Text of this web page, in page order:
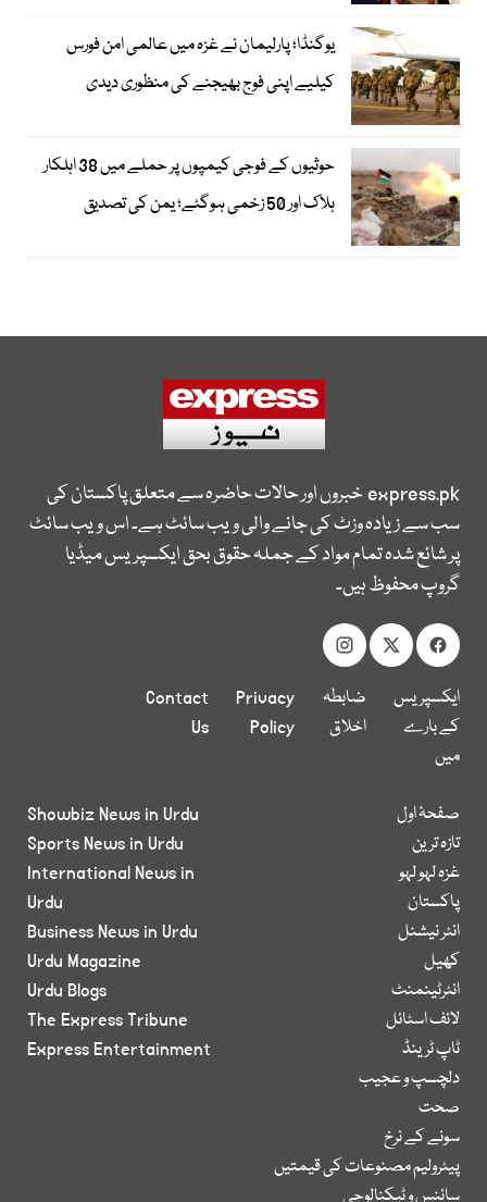
یوگنڈا؛ پارلیمان نے غزہ میں عالمی امن فورس
کیلیے اپنی فوج بھیجنے کی منظوری دیدی
حوثیوں کے فوجی کیمپوں پر حملے میں 38 اہلکار
ہلاک اور 50 زخمی ہوگئے؛ یمن کی تصدیق
express.pkخبروں اور حالات حاضرہ سے متعلق پاکستان کی
سب سے زیادہ وزٹ کی جانے والی ویب سائٹ ہے۔ اس ویب سائٹ
پر شائع شدہ تمام مواد کے جملہ حقوق بحق ایکسپریس میڈیا
گروپ محفوظ ہیں۔
ایکسپریس
کے بارے
میں
ضابطہ
اخلاق
Privacy
Policy
Contact
Us
صفحۂ اول
تازہ ترین
غزہ لہو لہو
پاکستان
انٹر نیشنل
کھیل
انٹرٹینمنٹ
لائف اسٹائل
ٹاپ ٹرینڈ
دلچسپ و عجیب
صحت
سونے کے نرخ
پیٹرولیم مصنوعات کی قیمتیں
سائنس و ٹیکنالوجی
Showbiz News in Urdu
Sports News in Urdu
International News in
Urdu
Business News in Urdu
Urdu Magazine
Urdu Blogs
The Express Tribune
Express Entertainment